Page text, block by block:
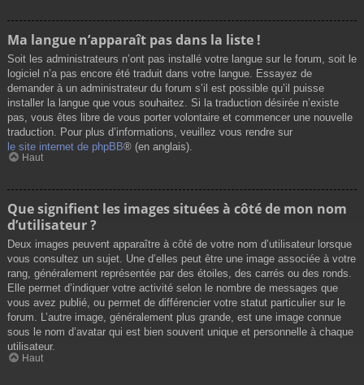
Ma langue n’apparaît pas dans la liste !
Soit les administrateurs n’ont pas installé votre langue sur le forum, soit le
logiciel n’a pas encore été traduit dans votre langue. Essayez de
demander à un administrateur du forum s’il est possible qu’il puisse
installer la langue que vous souhaitez. Si la traduction désirée n’existe
pas, vous êtes libre de vous porter volontaire et commencer une nouvelle
traduction. Pour plus d’informations, veuillez vous rendre sur
le site internet de phpBB® (en anglais).
Haut
Que signifient les images situées à côté de mon nom
d’utilisateur ?
Deux images peuvent apparaître à côté de votre nom d’utilisateur lorsque
vous consultez un sujet. Une d’elles peut être une image associée à votre
rang, généralement représentée par des étoiles, des carrés ou des ronds.
Elle permet d’indiquer votre activité selon le nombre de messages que
vous avez publié, ou permet de différencier votre statut particulier sur le
forum. L’autre image, généralement plus grande, est une image connue
sous le nom d’avatar qui est bien souvent unique et personnelle à chaque
utilisateur.
Haut